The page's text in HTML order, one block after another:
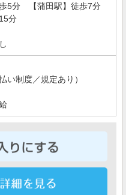
歩5分 【蒲田駅】徒歩7分
歩15分
制度／規定あり）